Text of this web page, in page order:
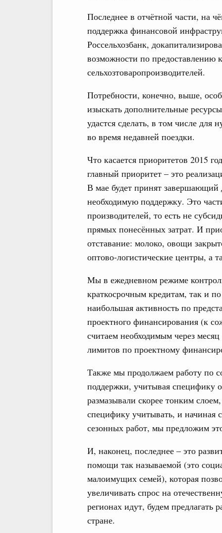
Последнее в отчётной части, на
поддержка финансовой
Россельхозбанк,
возможности по предоставлению
сельхозтоваропроизводителей.
Потребности, конечно, выше,
изыскать дополнительные
удастся сделать, в том числе для
во время недавней поездки.
Что касается приоритетов 2015
главный приоритет – это
В мае будет принят завершающий
необходимую поддержку. Это
производителей, то есть не
прямых понесённых затрат. И
отставание: молоко, овощи
оптово-логистические центры, а
Мы в ежедневном режиме
краткосрочным кредитам, так и
наибольшая активность по
проектного финансирования (к
считаем необходимым через
лимитов по проектному
Также мы продолжаем работу по
поддержки, учитывая специфику
размазывали скорее тонким
специфику учитывать, и начиная
сезонных работ, мы предложим
И, наконец, последнее – это
помощи так называемой (это
малоимущих семей), которая
увеличивать спрос на
регионах идут, будем предлагать
стране.